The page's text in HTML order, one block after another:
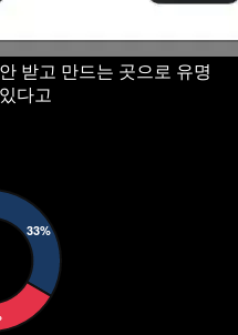
받고 만드는 곳으로 유명
다고